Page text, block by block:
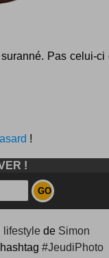
Pas celui-ci
!
!
lifestylede Simon
#JeudiPhoto